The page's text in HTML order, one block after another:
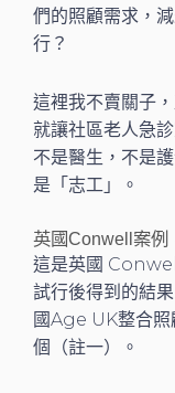
們的照顧需求，
行？
這裡我不賣關子
就讓社區老人急
不是醫生，不是
是「志工」。
英國Conwell案例
這是英國
試行後得到的結
國Age UK整合照
個（註一）。